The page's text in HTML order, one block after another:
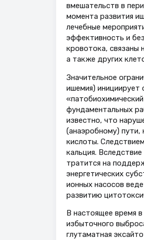
вмешательств в
момента развития
лечебные
эффективность и
кровотока, связаны
а также других
Значительное
ишемия) инициирует
фундаментальных
известно, что
(анаэробному) пути,
кислоты.
кальция.
тратится на
энергетических
ионных насосов
развитию
В настоящее время
избыточного
глутаматная